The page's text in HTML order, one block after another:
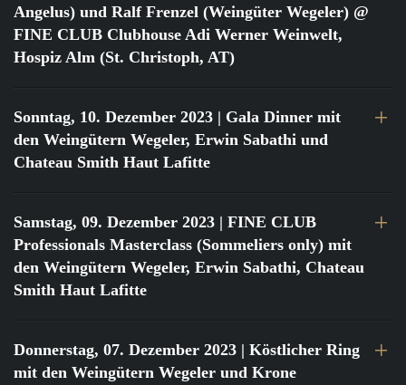
Angelus) und Ralf Frenzel (Weingüter Wegeler) @
FINE CLUB Clubhouse Adi Werner Weinwelt,
Hospiz Alm (St. Christoph, AT)
Sonntag, 10. Dezember 2023 | Gala Dinner mit
den Weingütern Wegeler, Erwin Sabathi und
Chateau Smith Haut Lafitte
Samstag, 09. Dezember 2023 | FINE CLUB
Professionals Masterclass (Sommeliers only) mit
den Weingütern Wegeler, Erwin Sabathi, Chateau
Smith Haut Lafitte
Donnerstag, 07. Dezember 2023 | Köstlicher Ring
mit den Weingütern Wegeler und Krone